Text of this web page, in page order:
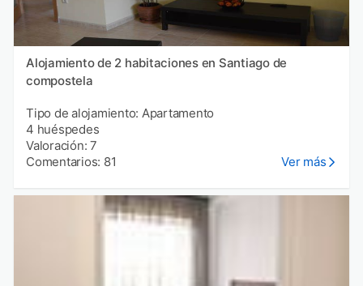
Alojamiento de 2 habitaciones en Santiago de
compostela
Tipo de alojamiento: Apartamento
4 huéspedes
Valoración: 7
Comentarios: 81
Ver más